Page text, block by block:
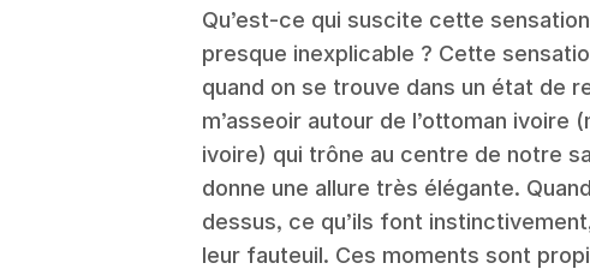
Qu’est-ce qui suscite cette
presque inexplicable ? Cette
quand on se trouve dans un état de
m’asseoir autour de l’ottoman ivoire
ivoire) qui trône au centre de notre
donne une allure très élégante.
dessus, ce qu’ils font
leur fauteuil. Ces moments sont